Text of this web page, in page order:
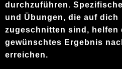
durchzuführen.
und Übungen, die auf dich
zugeschnitten sind, helfen
gewünschtes Ergebnis
erreichen.